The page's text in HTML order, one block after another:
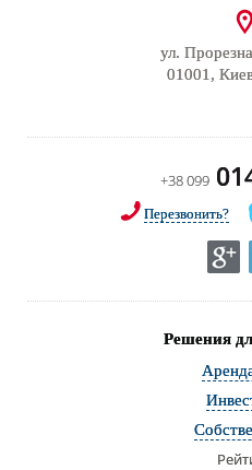
ул.
01001,
+38 099
Перезвонить?
Решения